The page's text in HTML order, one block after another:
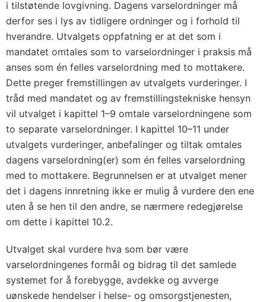
i tilstøtende lovgivning. Dagens varselordninger må
derfor ses i lys av tidligere ordninger og i forhold til
hverandre. Utvalgets oppfatning er at det som i
mandatet omtales som to varselordninger i praksis må
anses som én felles varselordning med to mottakere.
Dette preger fremstillingen av utvalgets vurderinger. I
tråd med mandatet og av fremstillingstekniske hensyn
vil utvalget i kapittel 1–9 omtale varselordningene som
to separate varselordninger. I kapittel 10–11 under
utvalgets vurderinger, anbefalinger og tiltak omtales
dagens varselordning(er) som én felles varselordning
med to mottakere. Begrunnelsen er at utvalget mener
det i dagens innretning ikke er mulig å vurdere den ene
uten å se hen til den andre, se nærmere redegjørelse
om dette i kapittel 10.2.
Utvalget skal vurdere hva som bør være
varselordningenes formål og bidrag til det samlede
systemet for å forebygge, avdekke og avverge
uønskede hendelser i helse- og omsorgstjenesten,